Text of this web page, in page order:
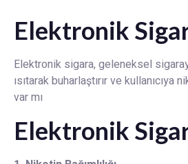
Elektronik
Elektronik sigara, geleneksel
ısıtarak buharlaştırır ve
var mı
Elektronik